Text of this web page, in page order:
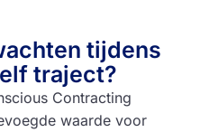
tijdens
traject?
Contracting
waarde voor